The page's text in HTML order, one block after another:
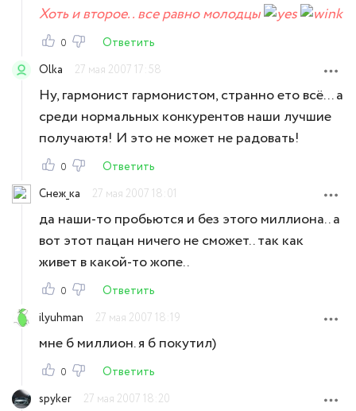
Хоть и второе.. все равно молодцы
0
Ответить
Olka
27 мая 2007 17:58
Ну, гармонист гармонистом, странно ето всё... а
среди нормальных конкурентов наши лучшие
получаютя! И это не может не радовать!
0
Ответить
Снеж_ка
27 мая 2007 18:01
да наши-то пробьются и без этого миллиона.. а
вот этот пацан ничего не сможет.. так как
живет в какой-то жопе..
0
Ответить
ilyuhman
27 мая 2007 18:19
мне б миллион. я б покутил)
0
Ответить
spyker
27 мая 2007 18:20